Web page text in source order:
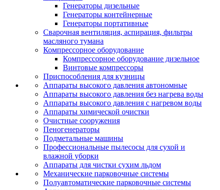
Генераторы дизельные
Генераторы контейнерные
Генераторы портативные
Сварочная вентиляция, аспирация, фильтры
масляного тумана
Компрессорное оборудование
Компрессорное оборудование дизельное
Винтовые компрессоры
Приспособления для кузницы
Аппараты высокого давления автономные
Аппараты высокого давления без нагрева воды
Аппараты высокого давления с нагревом воды
Аппараты химической очистки
Очистные сооружения
Пеногенераторы
Подметальные машины
Профессиональные пылесосы для сухой и
влажной уборки
Аппараты для чистки сухим льдом
Механические парковочные системы
Полуавтоматические парковочные системы